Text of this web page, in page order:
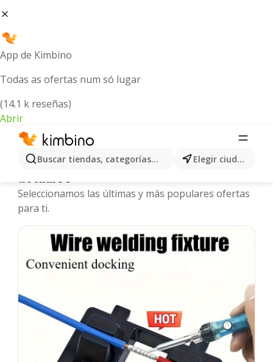
App de Kimbino
Todas as ofertas num só lugar
(14.1 k reseñas)
Abrir
Buscar tiendas, categorías, productos... Elegir ciudad
Kimbino.pe | Catálogos y ofertas
actuales
Seleccionamos las últimas y más populares ofertas
para ti.